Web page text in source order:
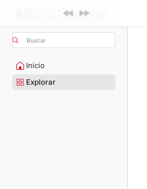
Buscar
Inicio
Explorar